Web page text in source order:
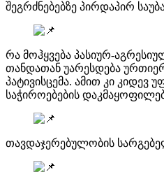
შეგრძნებებზე პირდაპირ
რა მოჰყვება პასიურ-
თანდათან უარესდება
პატივისცემა. ამით კი
საჭიროებების
თავდაჯერებულობის